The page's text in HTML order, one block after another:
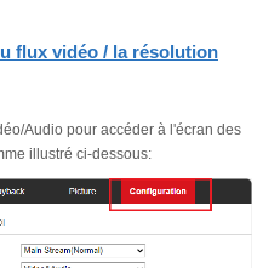
flux vidéo / la résolution
Audio pour accéder à l'écran des
illustré ci-dessous: